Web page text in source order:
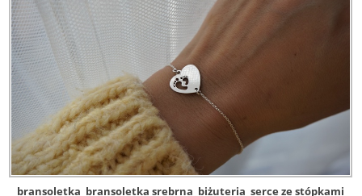
bransoletka bransoletka srebrna biżuteria serce ze stópkami